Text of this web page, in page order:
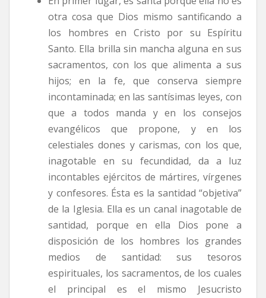
otra cosa que Dios mismo santificando a
los hombres en Cristo por su Espíritu
Santo. Ella brilla sin mancha alguna en sus
sacramentos, con los que alimenta a sus
hijos; en la fe, que conserva siempre
incontaminada; en las santísimas leyes, con
que a todos manda y en los consejos
evangélicos que propone, y en los
celestiales dones y carismas, con los que,
inagotable en su fecundidad, da a luz
incontables ejércitos de mártires, vírgenes
y confesores. Ésta es la santidad “objetiva”
de la Iglesia. Ella es un canal inagotable de
santidad, porque en ella Dios pone a
disposición de los hombres los grandes
medios de santidad: sus tesoros
espirituales, los sacramentos, de los cuales
el principal es el mismo Jesucristo